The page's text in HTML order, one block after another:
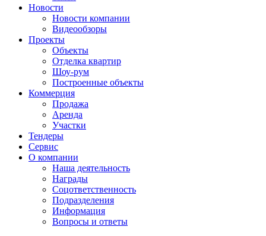
Новости
Новости компании
Видеообзоры
Проекты
Объекты
Отделка квартир
Шоу-рум
Построенные объекты
Коммерция
Продажа
Аренда
Участки
Тендеры
Сервис
О компании
Наша деятельность
Награды
Соцответственность
Подразделения
Информация
Вопросы и ответы